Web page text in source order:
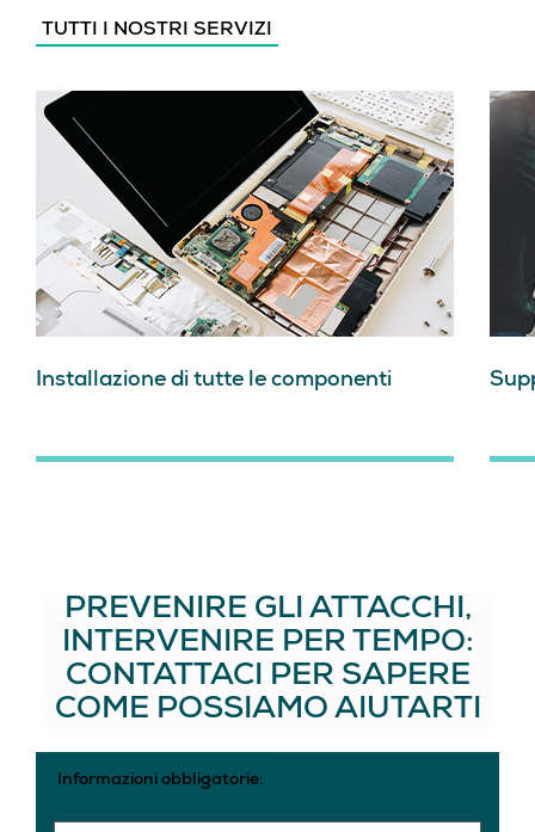
TUTTI I NOSTRI SERVIZI
Installazione di tutte le componenti
PREVENIRE GLI ATTACCHI,
INTERVENIRE PER TEMPO:
CONTATTACI PER SAPERE
COME POSSIAMO AIUTARTI
Informazioni obbligatorie: